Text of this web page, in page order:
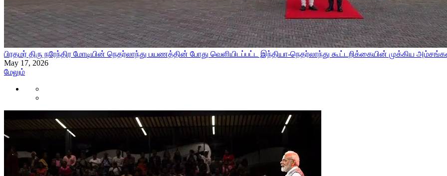
பிரதமர் திரு நரேந்திர மோடியின் நெதர்லாந்து பயணத்தின் போது வெளியிடப்பட்ட இந்தியா-நெதர்லாந்து கூட்டறிக்கையின் முக்கிய
May 17, 2026
மேலும்